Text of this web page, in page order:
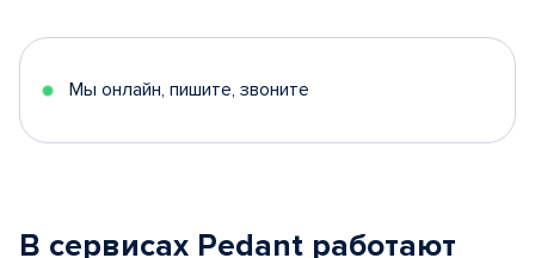
Мы онлайн, пишите, звоните
В сервисах Pedant работают